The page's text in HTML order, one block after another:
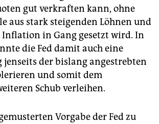
gut verkraften kann, ohne
aus stark steigenden Löhnen und
in Gang gesetzt wird. In
die Fed damit auch eine
jenseits der bislang angestrebten
und somit dem
Schub verleihen.
Vorgabe der Fed zu